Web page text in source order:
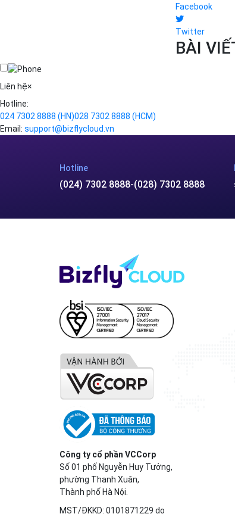
Facebook
Twitter
BÀI
Liên hệ×
Hotline:
024 7302 8888 (HN)028 7302 8888 (HCM)
Email: support@bizflycloud.vn
Hotline
(024) 7302 8888-(028) 7302 8888
Công ty cổ phần VCCorp
Số 01 phố Nguyễn Huy Tưởng,
phường Thanh Xuân,
Thành phố Hà Nội.
MST/ĐKKD: 0101871229 do